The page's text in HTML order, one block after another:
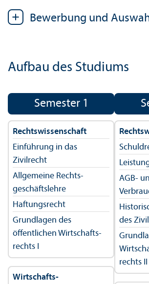
Bewerbung und
Aufbau des Studiums
Semester 1
Rechts­wissenschaft
Einführung in das
Zivilrecht
Allgemeine Rechts­
geschäfts­lehre
Haftungs­recht
Grundlagen des
öffentlichen Wirtschafts­
rechts I
Wirtschafts­
AGB-
des
rechts II